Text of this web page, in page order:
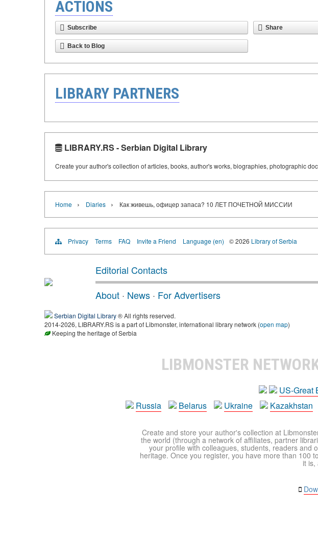
ACTIONS
Subscribe Share
Back to Blog
LIBRARY PARTNERS
LIBRARY.RS - Serbian Digital Library
Create your author's collection of articles, books, author's works, biographies, photographic
Home › Diaries › Как живешь, офицер запаса? 10 ЛЕТ ПОЧЕТНОЙ МИССИИ
Privacy Terms FAQ Invite a Friend Language (en) © 2026 Library of Serbia
Editorial Contacts
About · News · For Advertisers
Serbian Digital Library® All rights reserved.
2014-2026, LIBRARY.RS is a part of Libmonster, international library network (open map)
Keeping the heritage of Serbia
LIBMONSTER
US-Great
Russia
Belarus Ukraine Kazakhstan
Create and store your author's collection at
the world (through a network of affiliates, partner
your profile with colleagues, students, readers and
heritage. Once you register, you have more than 100
it is,